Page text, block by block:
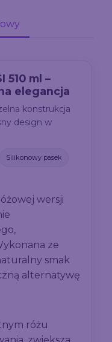
510 ml –
elegancja
konstrukcja
design w
Silikonowy pasek
wersji
ze
smak
alternatywę
różu